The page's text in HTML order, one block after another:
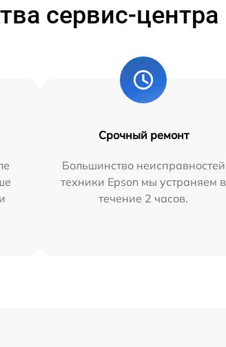
сервис-центра
Срочный ремонт
Большинство неисправностей
техники Epson мы устраняем в
течение 2 часов.